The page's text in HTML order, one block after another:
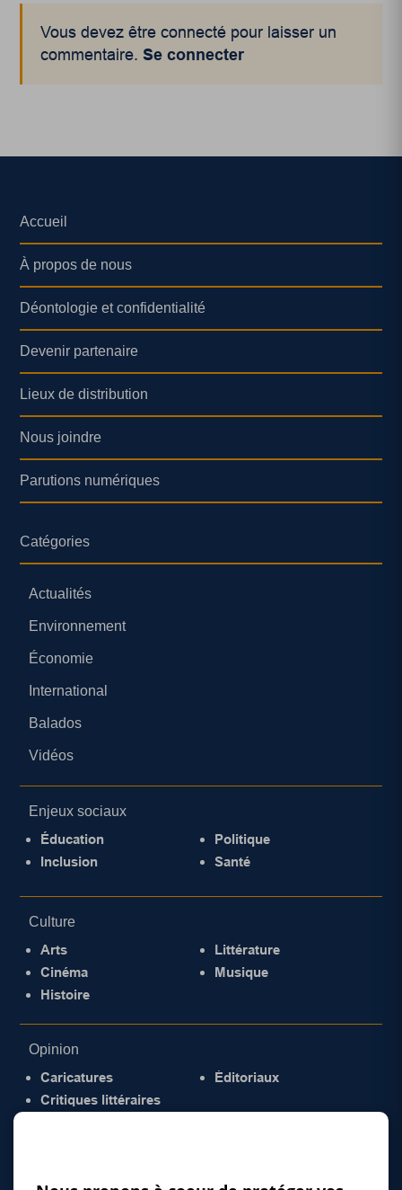
Vous devez être connecté pour laisser un
commentaire.Se connecter
Accueil
À propos de nous
Déontologie et confidentialité
Devenir partenaire
Lieux de distribution
Nous joindre
Parutions numériques
Catégories
Actualités
Environnement
Économie
International
Balados
Vidéos
Enjeux sociaux
Éducation
Inclusion
Politique
Santé
Culture
Arts
Cinéma
Histoire
Littérature
Musique
Opinion
Caricatures
Critiques littéraires
Éditoriaux